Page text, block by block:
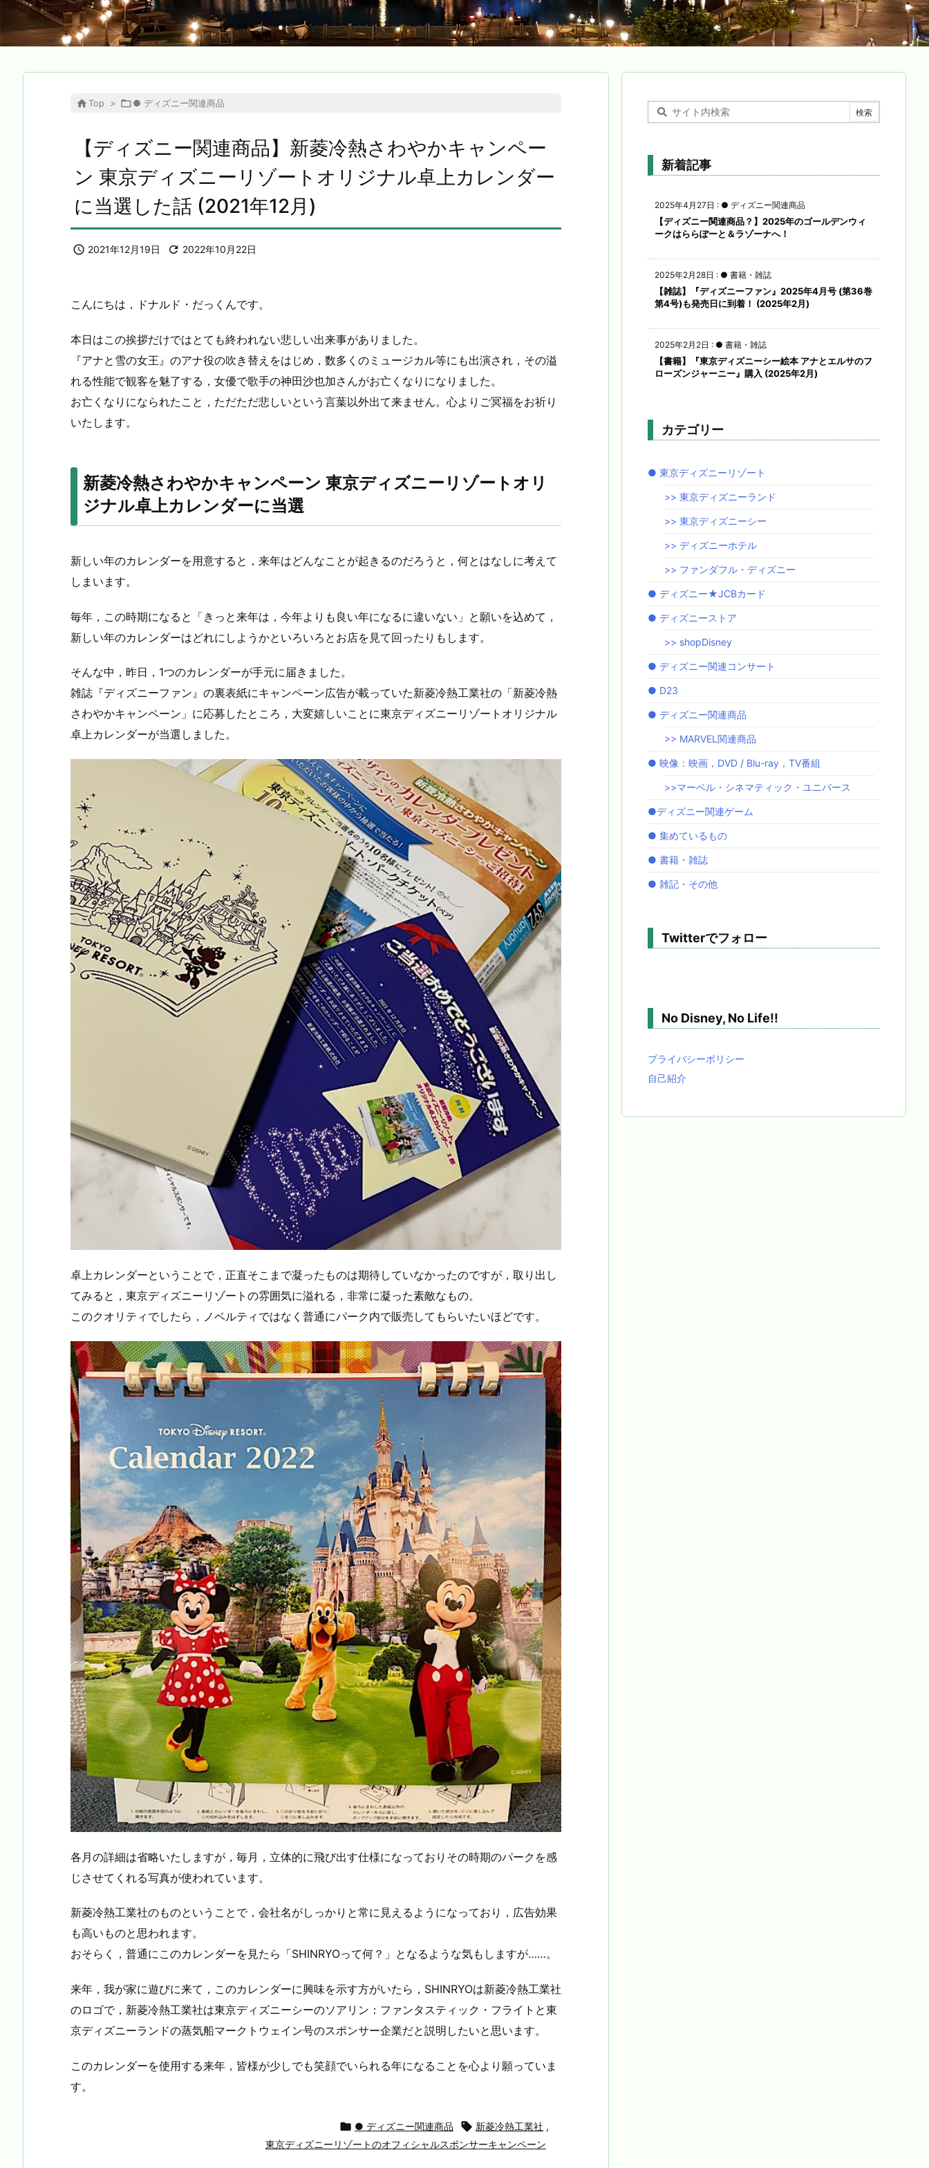
Top > ● ディズニー関連商品
【ディズニー関連商品】新菱冷熱さわやかキャンペー
ン 東京ディズニーリゾートオリジナル卓上カレンダー
に当選した話 (2021年12月)
 2021年12月19日  2022年10月22日
こんにちは，ドナルド・だっくんです。
本日はこの挨拶だけではとても終われない悲しい出来事がありました。
『アナと雪の女王』のアナ役の吹き替えをはじめ，数多くのミュージカル等にも出演され，その溢
れる性能で観客を魅了する，女優で歌手の神田沙也加さんがお亡くなりになりました。
お亡くなりになられたこと，ただただ悲しいという言葉以外出て来ません。心よりご冥福をお祈り
いたします。
新菱冷熱さわやかキャンペーン 東京ディズニーリゾートオリ
ジナル卓上カレンダーに当選
新しい年のカレンダーを用意すると，来年はどんなことが起きるのだろうと，何とはなしに考えて
しまいます。
毎年，この時期になると「きっと来年は，今年よりも良い年になるに違いない」と願いを込めて，
新しい年のカレンダーはどれにしようかといろいろとお店を見て回ったりもします。
そんな中，昨日，1つのカレンダーが手元に届きました。
雑誌『ディズニーファン』の裏表紙にキャンペーン広告が載っていた新菱冷熱工業社の「新菱冷熱
さわやかキャンペーン」に応募したところ，大変嬉しいことに東京ディズニーリゾートオリジナル
卓上カレンダーが当選しました。
卓上カレンダーということで，正直そこまで凝ったものは期待していなかったのですが，取り出し
てみると，東京ディズニーリゾートの雰囲気に溢れる，非常に凝った素敵なもの。
このクオリティでしたら，ノベルティではなく普通にパーク内で販売してもらいたいほどです。
各月の詳細は省略いたしますが，毎月，立体的に飛び出す仕様になっておりその時期のパークを感
じさせてくれる写真が使われています。
新菱冷熱工業社のものということで，会社名がしっかりと常に見えるようになっており，広告効果
も高いものと思われます。
おそらく，普通にこのカレンダーを見たら「SHINRYOって何？」となるような気もしますが……。
来年，我が家に遊びに来て，このカレンダーに興味を示す方がいたら，SHINRYOは新菱冷熱工業社
のロゴで，新菱冷熱工業社は東京ディズニーシーのソアリン：ファンタスティック・フライトと東
京ディズニーランドの蒸気船マークトウェイン号のスポンサー企業だと説明したいと思います。
このカレンダーを使用する来年，皆様が少しでも笑顔でいられる年になることを心より願っていま
す。
 ● ディズニー関連商品  新菱冷熱工業社 ,
東京ディズニーリゾートのオフィシャルスポンサーキャンペーン
新着記事
2025年4月27日 : ● ディズニー関連商品
【ディズニー関連商品？】2025年のゴールデンウィ
ークはららぽーと＆ラゾーナへ！
2025年2月28日 : ● 書籍・雑誌
【雑誌】『ディズニーファン』2025年4月号 (第36巻
第4号)も発売日に到着！ (2025年2月)
2025年2月2日 : ● 書籍・雑誌
【書籍】『東京ディズニーシー絵本 アナとエルサのフ
ローズンジャーニー』購入 (2025年2月)
カテゴリー
● 東京ディズニーリゾート
>> 東京ディズニーランド
>> 東京ディズニーシー
>> ディズニーホテル
>> ファンダフル・ディズニー
● ディズニー★JCBカード
● ディズニーストア
>> shopDisney
● ディズニー関連コンサート
● D23
● ディズニー関連商品
>> MARVEL関連商品
● 映像：映画，DVD / Blu-ray，TV番組
>>マーベル・シネマティック・ユニバース
●ディズニー関連ゲーム
● 集めているもの
● 書籍・雑誌
● 雑記・その他
Twitterでフォロー
No Disney, No Life!!
プライバシーポリシー
自己紹介